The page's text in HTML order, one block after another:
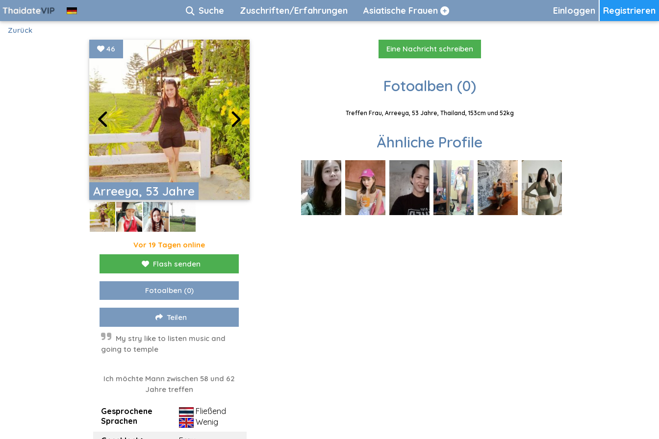
Registrieren
Einloggen
Suche Zuschriften/Erfahrungen Asiatische Frauen
Zurück
Arreeya, 53 Jahre
46
Vor 19 Tagen online
Flash senden
Fotoalben (0)
Teilen
My stry like to listen music and
going to temple
Ich möchte Mann zwischen 58 und 62
Jahre treffen
Gesprochene
Sprachen
Fließend
Wenig
Eine Nachricht schreiben
Fotoalben (0)
Treffen Frau, Arreeya, 53 Jahre, Thailand, 153cm und 52kg
Ähnliche Profile